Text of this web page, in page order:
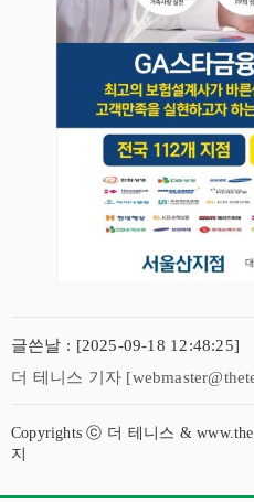
글쓴날 : [2025-09-18 12:48:25]
더 테니스 기자
Copyrights ⓒ 더 테니스 &
지